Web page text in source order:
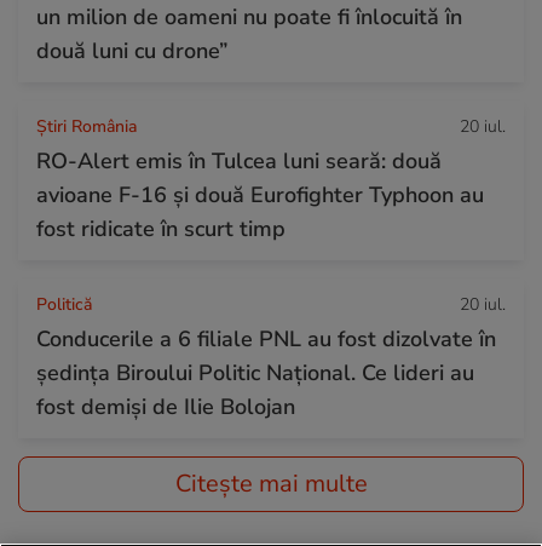
un milion de oameni nu poate fi înlocuită în
două luni cu drone”
Știri România 20 iul.
RO-Alert emis în Tulcea luni seară: două
avioane F-16 și două Eurofighter Typhoon au
fost ridicate în scurt timp
Politică 20 iul.
Conducerile a 6 filiale PNL au fost dizolvate în
ședința Biroului Politic Național. Ce lideri au
fost demiși de Ilie Bolojan
Citește mai multe